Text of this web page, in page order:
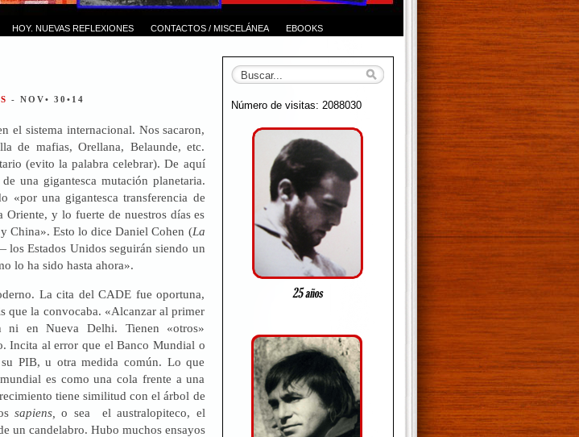
HOY. NUEVAS REFLEXIONES CONTACTOS / MISCELÁNEA EBOOKS
- NOV• 30•14
el sistema internacional. Nos sacaron,
de mafias, Orellana, Belaunde, etc.
(evito la palabra celebrar). De aquí
una gigantesca mutación planetaria.
«por una gigantesca transferencia de
y lo fuerte de nuestros días es
China». Esto lo dice Daniel Cohen (La
Estados Unidos seguirán siendo un
lo ha sido hasta ahora».
La cita del CADE fue oportuna,
que la convocaba. «Alcanzar al primer
ni en Nueva Delhi. Tienen «otros»
Incita al error que el Banco Mundial o
PIB, u otra medida común. Lo que
es como una cola frente a una
tiene similitud con el árbol de
sapiens,o sea el australopiteco, el
un candelabro. Hubo muchos ensayos
Número de visitas: 2088030